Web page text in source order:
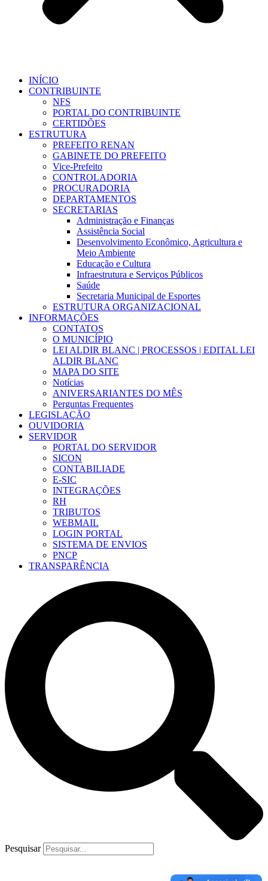
INÍCIO
CONTRIBUINTE
NFS
PORTAL DO CONTRIBUINTE
CERTIDÕES
ESTRUTURA
PREFEITO RENAN
GABINETE DO PREFEITO
Vice-Prefeito
CONTROLADORIA
PROCURADORIA
DEPARTAMENTOS
SECRETARIAS
Administração e Finanças
Assistência Social
Desenvolvimento Econômico, Agricultura e
Meio Ambiente
Educação e Cultura
Infraestrutura e Serviços Públicos
Saúde
Secretaria Municipal de Esportes
ESTRUTURA ORGANIZACIONAL
INFORMAÇÕES
CONTATOS
O MUNICÍPIO
LEI ALDIR BLANC | PROCESSOS | EDITAL LEI
ALDIR BLANC
MAPA DO SITE
Notícias
ANIVERSARIANTES DO MÊS
Perguntas Frequentes
LEGISLAÇÃO
OUVIDORIA
SERVIDOR
PORTAL DO SERVIDOR
SICON
CONTABILIADE
E-SIC
INTEGRAÇÕES
RH
TRIBUTOS
WEBMAIL
LOGIN PORTAL
SISTEMA DE ENVIOS
PNCP
TRANSPARÊNCIA
Pesquisar